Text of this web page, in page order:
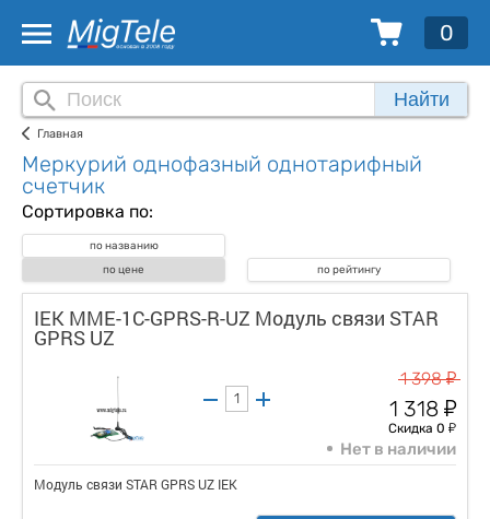
0
Найти
Главная
Меркурий однофазный однотарифный
счетчик
Сортировка по:
по названию
по цене
по рейтингу
IEK MME-1C-GPRS-R-UZ Модуль связи STAR
GPRS UZ
1 398у
1 318 у
Скидка 0 у
Нет в наличии
Модуль связи STAR GPRS UZ IEK